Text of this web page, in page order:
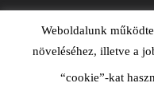
Weboldalunk
növeléséhez, illetve a
“cookie”-kat